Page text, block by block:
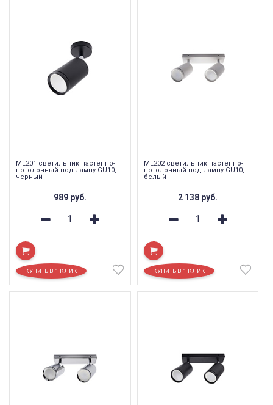
ML201 светильник настенно-
потолочный под лампу GU10,
черный
989 руб.
ML202 светильник настенно-
потолочный под лампу GU10,
белый
2 138 руб.